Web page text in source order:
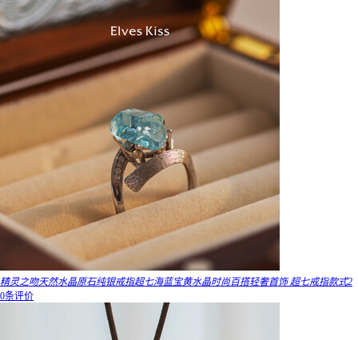
精灵之吻天然水晶原石纯银戒指超七海蓝宝黄水晶时尚百搭轻奢首饰 超七戒指款式2
0条评价